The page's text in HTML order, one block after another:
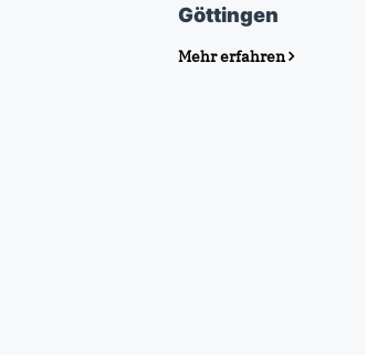
Göttingen
Mehr erfahren